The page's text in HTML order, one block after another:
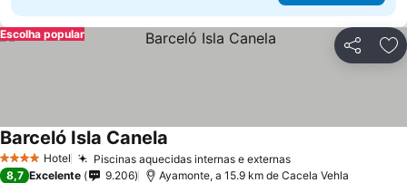
Partilhar
Escolha popular
4 EstrelasHotel Piscinas aquecidas internas e externasVer preços
Barceló Isla Canela
8,7 Excelente 9.206 Ayamonte, a 15.9 km de Cacela Vehla